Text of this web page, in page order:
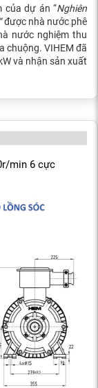
của dự án “Nghiên
được nhà nước phê
nước nghiệm thu
chuộng. VIHEM đã
và nhận sản xuất
min 6 cực